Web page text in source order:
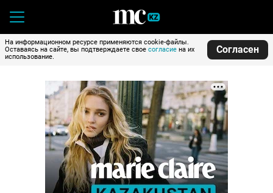
На информационном ресурсе применяются cookie-файлы.
Оставаясь на сайте, вы подтверждаете свое согласие на их
использование.
Согласен